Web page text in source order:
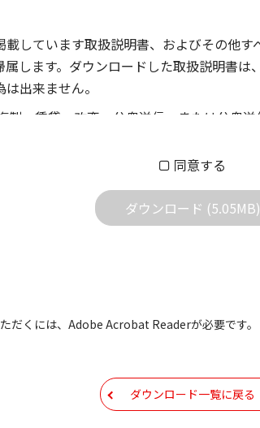
しています取扱説明書、およびその他
します。ダウンロードした取扱説明書
出来ません。
製、賃貸、改変、公衆送信、または公衆送
償あるいは無償を問わず、営業活動に使
用されている写真、イラスト、データ等
内容になっております。内容において、
の際は、最新情報を参考にしてください。
などで予告なく変更される場合がありま
現時点で発売されている機種に同梱され
同意する
ダウンロード (5.05MB)
だくには、Adobe Acrobat Readerが必要です
ダウンロード一覧に戻る